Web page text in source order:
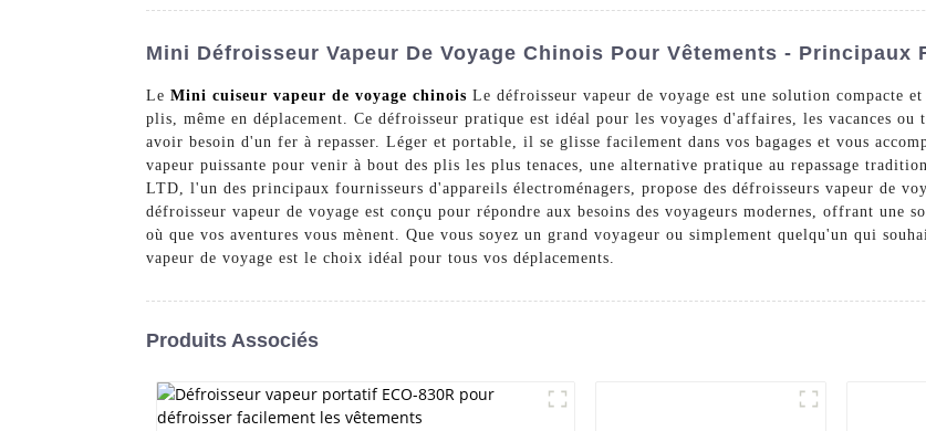
Mini Défroisseur Vapeur De Voyage Chinois Pour Vêtements - Principaux
Le Mini cuiseur vapeur de voyage chinois Le défroisseur vapeur de voyage est une solution compacte
plis, même en déplacement. Ce défroisseur pratique est idéal pour les voyages d'affaires, les vacances
avoir besoin d'un fer à repasser. Léger et portable, il se glisse facilement dans vos bagages et vous
vapeur puissante pour venir à bout des plis les plus tenaces, une alternative pratique au repassage
LTD, l'un des principaux fournisseurs d'appareils électroménagers, propose des défroisseurs vapeur de
défroisseur vapeur de voyage est conçu pour répondre aux besoins des voyageurs modernes, offrant une
où que vos aventures vous mènent. Que vous soyez un grand voyageur ou simplement quelqu'un qui
vapeur de voyage est le choix idéal pour tous vos déplacements.
Produits Associés